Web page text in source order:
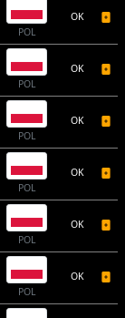
POL
OK
POL
OK
POL
OK
POL
OK
POL
OK
POL
OK